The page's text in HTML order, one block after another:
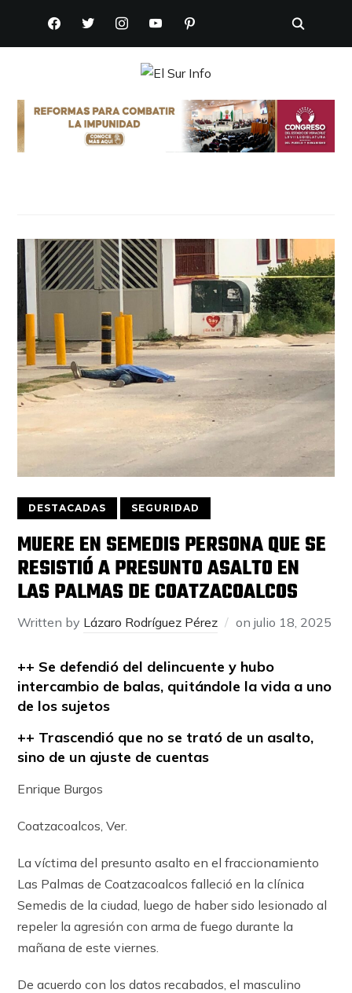
FACEBOOKTWITTERINSTAGRAMYOUTUBEPINTEREST
DESTACADAS SEGURIDAD
MUERE EN SEMEDIS PERSONA QUE SE
RESISTIÓ A PRESUNTO ASALTO EN
LAS PALMAS DE COATZACOALCOS
Written by Lázaro Rodríguez Pérez onjulio 18, 2025
++ Se defendió del delincuente y hubo
intercambio de balas, quitándole la vida a uno
de los sujetos
++ Trascendió que no se trató de un asalto,
sino de un ajuste de cuentas
Enrique Burgos
Coatzacoalcos, Ver.
La víctima del presunto asalto en el fraccionamiento
Las Palmas de Coatzacoalcos falleció en la clínica
Semedis de la ciudad, luego de haber sido lesionado al
repeler la agresión con arma de fuego durante la
mañana de este viernes.
De acuerdo con los datos recabados, el masculino